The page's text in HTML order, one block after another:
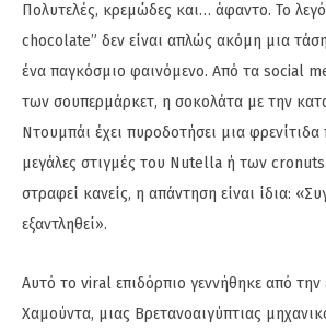
Πολυτελές, κρεμώδες και… άφαντο. Το
chocolate” δεν είναι απλώς ακόμη μια
ένα παγκόσμιο φαινόμενο. Από τα social
των σουπερμάρκετ, η σοκολάτα με την
Ντουμπάι έχει πυροδοτήσει μια φρενίτιδα
μεγάλες στιγμές του Nutella ή των
στραφεί κανείς, η απάντηση είναι ίδια:
εξαντληθεί».
Αυτό το viral επιδόρπιο γεννήθηκε από
Χαμούντα, μιας Βρετανοαιγύπτιας